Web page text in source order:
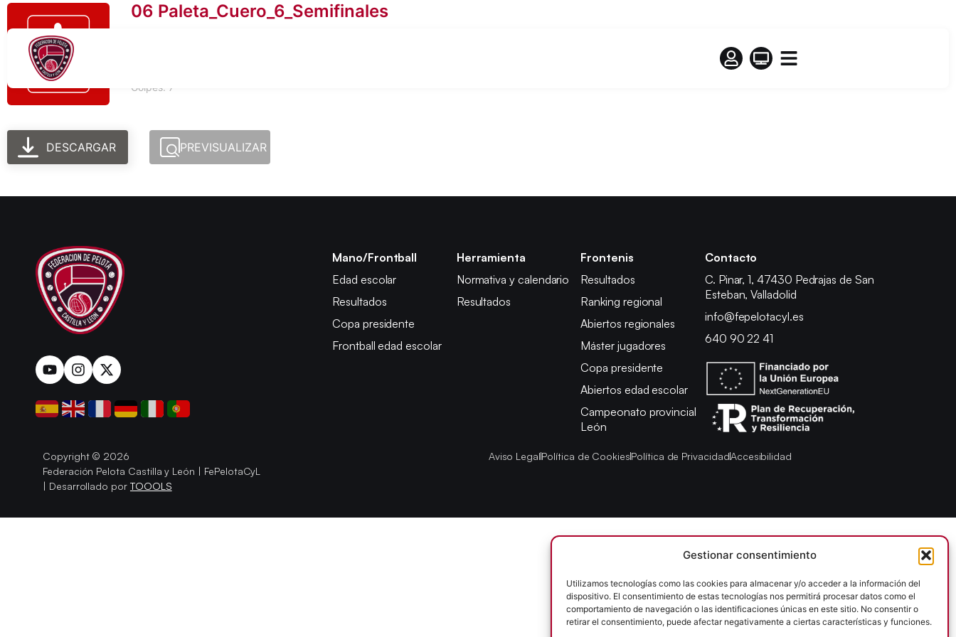
Gestionar consentimiento
Utilizamos tecnologías como las cookies para almacenar y/o acceder a la información del
dispositivo. El consentimiento de estas tecnologías nos permitirá procesar datos como el
comportamiento de navegación o las identificaciones únicas en este sitio. No consentir o
retirar el consentimiento, puede afectar negativamente a ciertas características y funciones.
06 Paleta_Cuero_6_Semifinales
Golpes: 7
DESCARGAR PREVISUALIZAR
Mano/Frontball
Edad escolar
Resultados
Copa presidente
Frontball edad escolar
Herramienta
Normativa y calendario
Resultados
Frontenis
Resultados
Ranking regional
Abiertos regionales
Máster jugadores
Copa presidente
Abiertos edad escolar
Campeonato provincial
León
Contacto
C. Pinar, 1, 47430 Pedrajas de San
Esteban, Valladolid
info@fepelotacyl.es
640 90 22 41
Copyright © 2026
Federación Pelota Castilla y León | FePelotaCyL
| Desarrollado por TOOOLS
Aviso LegalPolítica de CookiesPolítica de PrivacidadAccesibilidad